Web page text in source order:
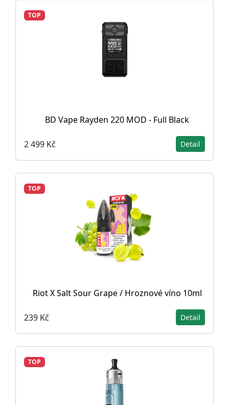
TOP
BD Vape Rayden 220 MOD - Full Black
2 499 Kč Detail
TOP
Riot X Salt Sour Grape / Hroznové víno 10ml
239 Kč Detail
TOP